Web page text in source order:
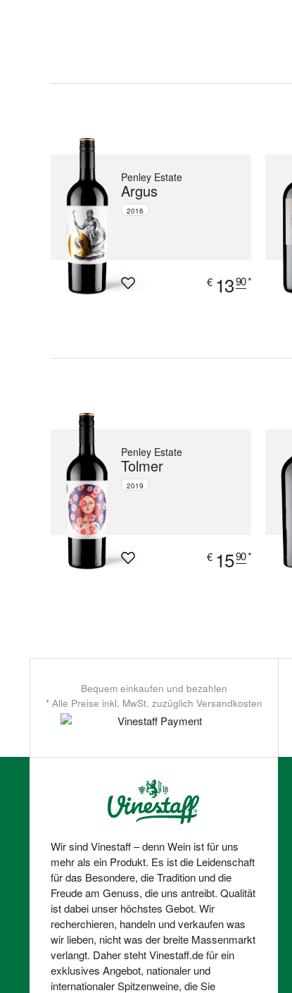
Penley Estate
Argus
2016
€ 1390*
Penley Estate
Tolmer
2019
€ 1590*
Bequem einkaufen und bezahlen
* Alle Preise inkl. MwSt. zuzüglich Versandkosten
Wir sind Vinestaff – denn Wein ist für uns
mehr als ein Produkt. Es ist die Leidenschaft
für das Besondere, die Tradition und die
Freude am Genuss, die uns antreibt. Qualität
ist dabei unser höchstes Gebot. Wir
recherchieren, handeln und verkaufen was
wir lieben, nicht was der breite Massenmarkt
verlangt. Daher steht Vinestaff.de für ein
exklusives Angebot, nationaler und
internationaler Spitzenweine, die Sie